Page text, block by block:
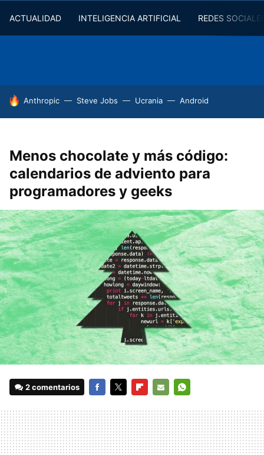
ACTUALIDAD INTELIGENCIA ARTIFICIAL REDES
HOY SE HABLA DE
Anthropic Steve Jobs Ucrania Android
Menos chocolate y más código:
calendarios de adviento para
programadores y geeks
2 comentarios
MAIL